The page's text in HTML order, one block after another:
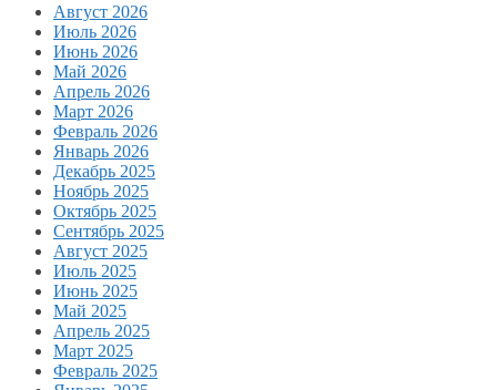
Август 2026
Июль 2026
Июнь 2026
Май 2026
Апрель 2026
Март 2026
Февраль 2026
Январь 2026
Декабрь 2025
Ноябрь 2025
Октябрь 2025
Сентябрь 2025
Август 2025
Июль 2025
Июнь 2025
Май 2025
Апрель 2025
Март 2025
Февраль 2025